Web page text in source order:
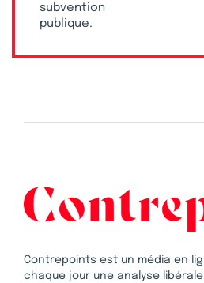
subvention
publique.
Contrepoints est un média en
chaque jour une analyse